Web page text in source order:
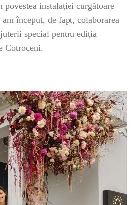
povestea instalației curgătoare
început, de fapt, colaborarea
special pentru ediția
Cotroceni.